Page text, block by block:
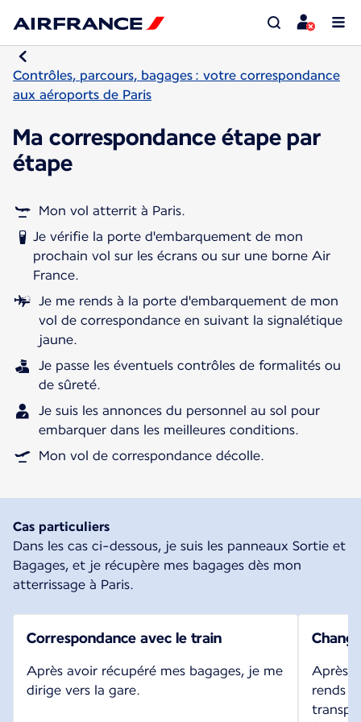
Contrôles, parcours, bagages : votre correspondance
aux aéroports de Paris
Ma correspondance étape par
étape
Mon vol atterrit à Paris.
Je vérifie la porte d'embarquement de mon
prochain vol sur les écrans ou sur une borne Air
France.
Je me rends à la porte d'embarquement de mon
vol de correspondance en suivant la signalétique
jaune.
Je passe les éventuels contrôles de formalités ou
de sûreté.
Je suis les annonces du personnel au sol pour
embarquer dans les meilleures conditions.
Mon vol de correspondance décolle.
Cas particuliers
Dans les cas ci-dessous, je suis les panneaux Sortie et
Bagages, et je récupère mes bagages dès mon
atterrissage à Paris.
Correspondance avec le train
Après avoir récupéré mes bagages, je me
dirige vers la gare.
Après
rends